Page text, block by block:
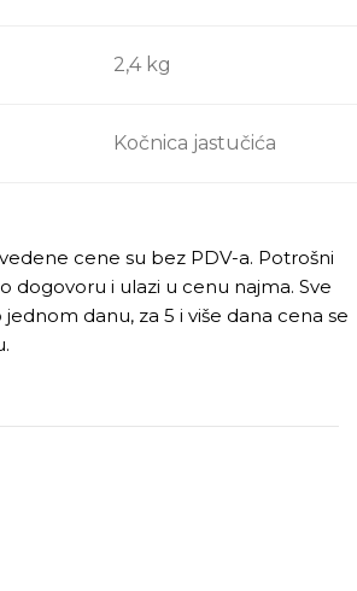
2,4 kg
Kočnica jastučića
cene su bez PDV-a. Potrošni
dogovoru i ulazi u cenu najma. Sve
danu, za 5 i više dana cena se